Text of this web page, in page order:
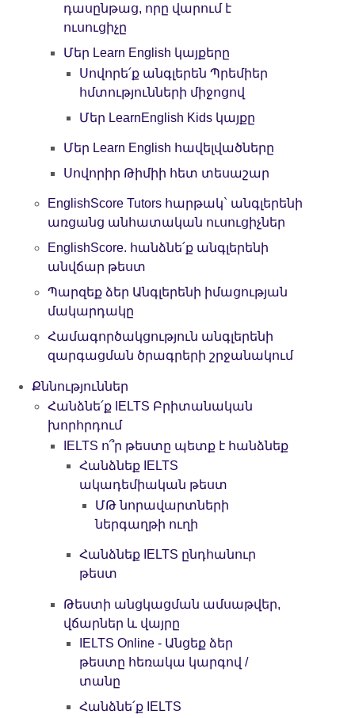
դասընթաց, որը վարում է
ուսուցիչը
Մեր Learn English կայքերը
Սովորե՛ք անգլերեն Պրեմիեր
հմտությունների միջոցով
Մեր LearnEnglish Kids կայքը
Մեր Learn English հավելվածները
Սովորիր Թիմիի հետ տեսաշար
EnglishScore Tutors հարթակ` անգլերենի
առցանց անհատական ուսուցիչներ
EnglishScore. հանձնե՛ք անգլերենի
անվճար թեստ
Պարզեք ձեր Անգլերենի իմացության
մակարդակը
Համագործակցություն անգլերենի
զարգացման ծրագրերի շրջանակում
Քննություններ
Հանձնե՛ք IELTS Բրիտանական
խորհրդում
IELTS ո՞ր թեստը պետք է հանձնեք
Հանձնեք IELTS
ակադեմիական թեստ
ՄԹ նորավարտների
ներգաղթի ուղի
Հանձնեք IELTS ընդհանուր
թեստ
Թեստի անցկացման ամսաթվեր,
վճարներ և վայրը
IELTS Online - Անցեք ձեր
թեստը հեռակա կարգով /
տանը
Հանձնե՛ք IELTS